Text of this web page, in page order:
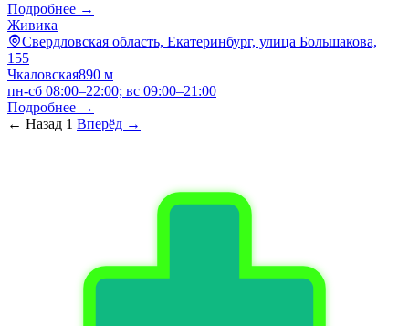
Подробнее →
Живика
Свердловская область, Екатеринбург, улица Большакова,
155
Чкаловская890 м
пн-сб 08:00–22:00; вс 09:00–21:00
Подробнее →
← Назад 1 Вперёд →